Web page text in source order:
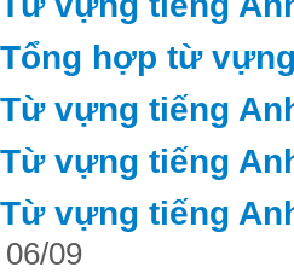
Tổng hợp từ
Từ vựng tiếng
Từ vựng tiếng
Từ vựng tiếng
06/09